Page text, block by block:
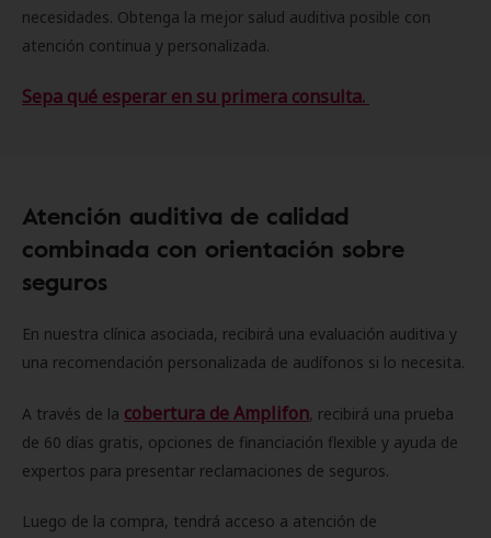
necesidades. Obtenga la mejor salud auditiva posible con
atención continua y personalizada.
Sepa qué esperar en su primera consulta.
Atención auditiva de calidad
combinada con orientación sobre
seguros
En nuestra clínica asociada, recibirá una evaluación auditiva y
una recomendación personalizada de audífonos si lo necesita.
A través de la cobertura de Amplifon, recibirá una prueba
de 60 días gratis, opciones de financiación flexible y ayuda de
expertos para presentar reclamaciones de seguros.
Luego de la compra, tendrá acceso a atención de